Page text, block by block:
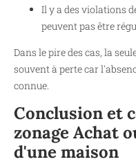
Il y a des violations
peuvent pas être
Dans le pire des cas, la
souvent à perte car
connue.
Conclusion et
zonage Achat
d'une maison